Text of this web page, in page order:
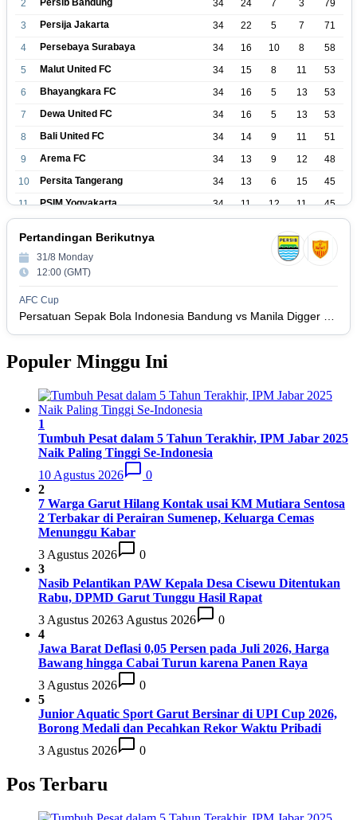
2 Persib Bandung 34 24 7 3
79
3
Persija Jakarta 34 22 5 7
71
4
Persebaya Surabaya 34 16 10 8
58
5
Malut United FC 34 15 8 11
53
6
Bhayangkara FC 34 16 5 13
53
7
Dewa United FC 34 16 5 13
53
8
Bali United FC 34 14 9 11
51
9
Arema FC 34 13 9 12
48
10
Persita Tangerang 34 13 6 15
45
11
PSIM Yogyakarta 34 11 12 11
45
16
36
14
Madura United FC
16
Persis Solo 34 8 10 16
17
Semen Padang FC 34 5 5 24
20
18
PSBS Biak
Pertandingan Berikutnya
31/8 Monday
12:00 (GMT)
AFC Cup
Persatuan Sepak Bola Indonesia Bandung vs Manila Digger FC
Populer Minggu Ini
1
Tumbuh Pesat dalam 5 Tahun Terakhir, IPM Jabar 2025
Naik Paling Tinggi Se-Indonesia
10 Agustus 2026
0
2
7 Warga Garut Hilang Kontak usai KM Mutiara Sentosa
2 Terbakar di Perairan Sumenep, Keluarga Cemas
Menunggu Kabar
3 Agustus 2026
0
3
Nasib Pelantikan PAW Kepala Desa Cisewu Ditentukan
Rabu, DPMD Garut Tunggu Hasil Rapat
3 Agustus 20263 Agustus 2026
0
4
Jawa Barat Deflasi 0,05 Persen pada Juli 2026, Harga
Bawang hingga Cabai Turun karena Panen Raya
3 Agustus 2026
0
5
Junior Aquatic Sport Garut Bersinar di UPI Cup 2026,
Borong Medali dan Pecahkan Rekor Waktu Pribadi
3 Agustus 2026
0
Pos Terbaru